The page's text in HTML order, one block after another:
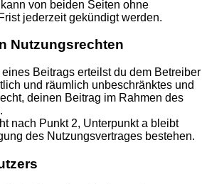
von beiden Seiten ohne
jederzeit gekündigt werden.
Nutzungsrechten
Beitrags erteilst du dem Betreiber
und räumlich unbeschränktes und
deinen Beitrag im Rahmen des
nach Punkt 2, Unterpunkt a bleibt
des Nutzungsvertrages bestehen.